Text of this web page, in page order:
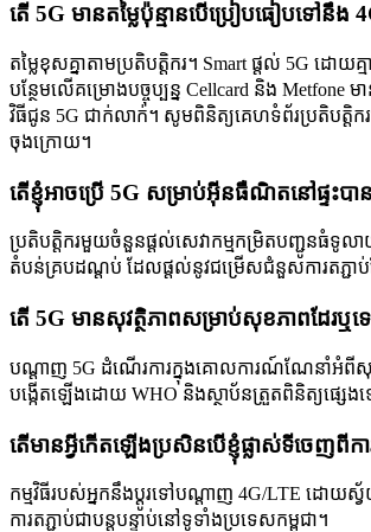
តើ 5G មានតម្លៃប៉ុន្មានបើប្រៀបធៀបទៅនឹង
តម្លៃខុសគ្នាតាមប្រតិបត្តិករ។ Smart ផ្តល់ 5G ដោយគ្មា
បន្ថែមលើគម្រោងបច្ចុប្បន្ន Cellcard និង Metfone ម
វិធីជូន 5G ជាក់លាក់។ សូមពិនិត្យគេហទំព័រប្រតិបត្តិករ
ចុងក្រោយ។
តើខ្ញុំអាចប្រើ 5G សម្រាប់អ៊ីនធឺណិតនៅផ្ទះបា
ប្រតិបត្តិករមួយចំនួនផ្តល់សេវាកម្មកម្រិតបញ្ជូនធំទូលា
តំបន់គ្របដណ្តប់ ដែលផ្តល់នូវជម្រើសជំនួសការតភ្ជា
តើ 5G មានសុវត្ថិភាពសម្រាប់សុខភាពដែរឬទ
បណ្តាញ 5G ដំណើរការក្នុងគោលការណ៍ណែនាំអំពីសុវ
បង្កើតឡើងដោយ WHO និងស្ថាប័នត្រួតពិនិត្យផ្សេង
តើមានអ្វីកើតឡើងប្រសិនបើខ្ញុំផ្លាស់ទីចេញពី
កម្មវិធីរបស់អ្នកនឹងប្តូរទៅបណ្តាញ 4G/LTE ដោយស្វ័យ
ការតភ្ជាប់ជាបន្តបន្ទាប់នៅទូទាំងប្រទេសកម្ពុជា។